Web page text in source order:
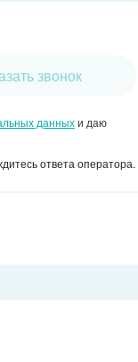
звонок
данныхи даю
ответа оператора.